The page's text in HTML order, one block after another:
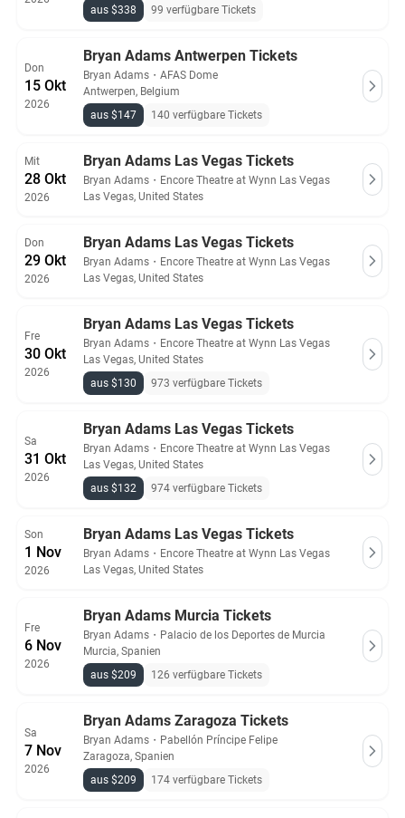
aus $338
99 verfügbare Tickets
Don
15 Okt
2026
Bryan Adams Antwerpen Tickets
Bryan Adams ・ AFAS Dome
Antwerpen, Belgium
aus $147
140 verfügbare Tickets
Mit
28 Okt
2026
Bryan Adams Las Vegas Tickets
Bryan Adams ・ Encore Theatre at Wynn Las Vegas
Las Vegas, United States
Don
29 Okt
2026
Bryan Adams Las Vegas Tickets
Bryan Adams ・ Encore Theatre at Wynn Las Vegas
Las Vegas, United States
Fre
30 Okt
2026
Bryan Adams Las Vegas Tickets
Bryan Adams ・ Encore Theatre at Wynn Las Vegas
Las Vegas, United States
aus $130
973 verfügbare Tickets
Sa
31 Okt
2026
Bryan Adams Las Vegas Tickets
Bryan Adams ・ Encore Theatre at Wynn Las Vegas
Las Vegas, United States
aus $132
974 verfügbare Tickets
Son
1 Nov
2026
Bryan Adams Las Vegas Tickets
Bryan Adams ・ Encore Theatre at Wynn Las Vegas
Las Vegas, United States
Fre
6 Nov
2026
Bryan Adams Murcia Tickets
Bryan Adams ・ Palacio de los Deportes de Murcia
Murcia, Spanien
aus $209
126 verfügbare Tickets
Sa
7 Nov
2026
Bryan Adams Zaragoza Tickets
Bryan Adams ・ Pabellón Príncipe Felipe
Zaragoza, Spanien
aus $209
174 verfügbare Tickets